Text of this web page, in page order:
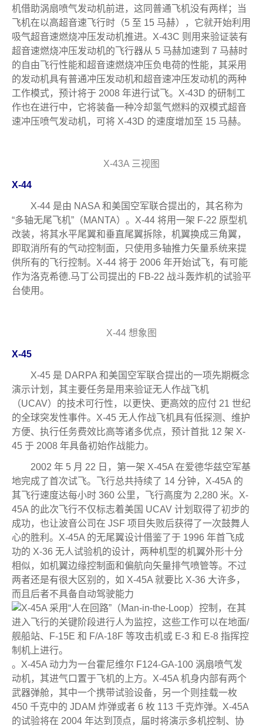
机借助涡扇喷气发动机前进，这同普通飞机没有两样；当
飞机在以高超音速飞行时（5 至 15 马赫），它就开始利用
吸气超音速燃烧冲压发动机推进。X-43C 则用来验证装有
超音速燃烧冲压发动机的飞行器从 5 马赫加速到 7 马赫时
的自由飞行性能和超音速燃烧冲压负电荷的性能，其采用
的发动机具有普通冲压发动机和超音速冲压发动机的两种
工作模式，预计将于 2008 年进行试飞。X-43D 的研制工
作也在进行中，它将装备一种冷却氢气燃料的双模式超音
速冲压喷气发动机，可将 X-43D 的速度增加至 15 马赫。
X-43A 三视图
X-44
X-44 是由 NASA 和美国空军联合提出的，其名称为
“多轴无尾飞机”（MANTA）。X-44 将用一架 F-22 原型机
改装，将其水平尾翼和垂直尾翼拆除，机翼换成三角翼，
即取消所有的气动控制面，只使用多轴推力矢量系统来提
供所有的飞行控制。X-44 将于 2006 年开始试飞，有可能
作为洛克希德.马丁公司提出的 FB-22 战斗轰炸机的试验平
台使用。
X-44 想象图
X-45
X-45 是 DARPA 和美国空军联合提出的一项先期概念
演示计划，其主要任务是用来验证无人作战飞机
（UCAV）的技术可行性，以更快、更高效的应付 21 世纪
的全球突发性事件。X-45 无人作战飞机具有低探测、维护
方便、执行任务费效比高等诸多优点，预计首批 12 架 X-
45 于 2008 年具备初始作战能力。
2002 年 5 月 22 日，第一架 X-45A 在爱德华兹空军基
地完成了首次试飞。飞行总共持续了 14 分钟，X-45A 的
其飞行速度达每小时 360 公里，飞行高度为 2,280 米。X-
45A 的此次飞行不仅标志着美国 UCAV 计划取得了初步的
成功，也让波音公司在 JSF 项目失败后获得了一次鼓舞人
心的胜利。X-45A 的无尾翼设计借鉴了于 1996 年首飞成
功的 X-36 无人试验机的设计，两种机型的机翼外形十分
相似，如机翼边缘控制面和偏航向矢量排气喷管等。不过
两者还是有很大区别的，如 X-45A 就要比 X-36 大许多，
而且后者不具备自动驾驶能力
。X-45A 动力为一台霍尼维尔 F124-GA-100 涡扇喷气发
动机，其进气口置于飞机的上方。X-45A 机身内部有两个
武器弹舱，其中一个携带试验设备，另一个则挂载一枚
450 千克中的 JDAM 炸弹或者 6 枚 113 千克炸弹。X-45A
的试验将在 2004 年达到顶点，届时将演示多机控制、协